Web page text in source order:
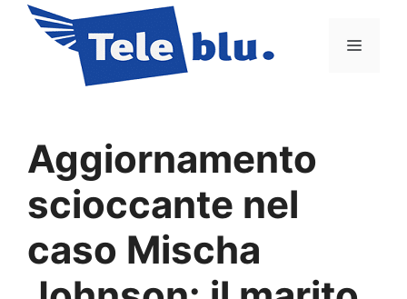
contenuto
Menu
Aggiornamento
scioccante nel
caso Mischa